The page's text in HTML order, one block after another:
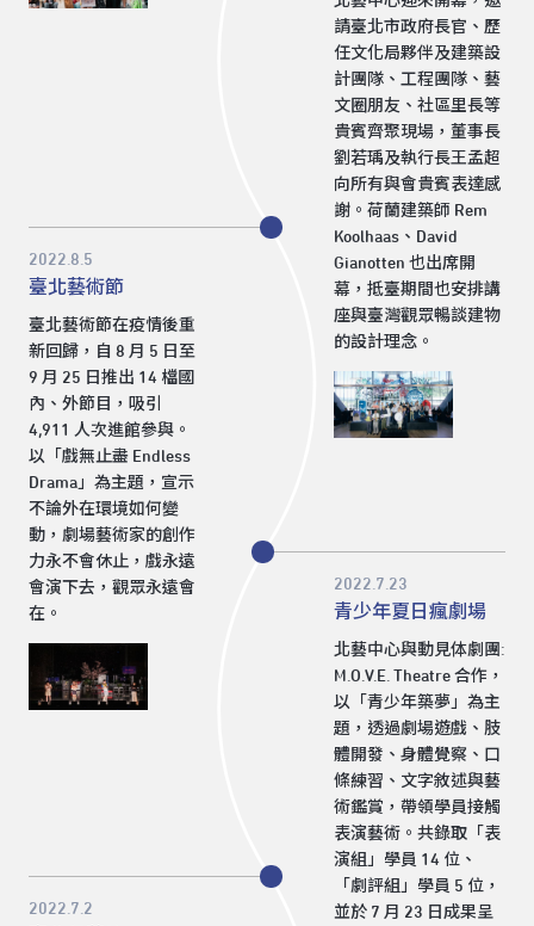
請臺北市政府長官、歷
任文化局夥伴及建築設
計團隊、工程團隊、藝
文圈朋友、社區里長等
貴賓齊聚現場，董事長
劉若瑀及執行長王孟超
向所有與會貴賓表達感
謝。荷蘭建築師 Rem
Koolhaas、David
Gianotten 也出席開
幕，抵臺期間也安排講
座與臺灣觀眾暢談建物
的設計理念。
2022.8.5
臺北藝術節
臺北藝術節在疫情後重
新回歸，自 8 月 5 日至
9 月 25 日推出 14 檔國
內、外節目，吸引
4,911 人次進館參與。
以「戲無止盡 Endless
Drama」為主題，宣示
不論外在環境如何變
動，劇場藝術家的創作
力永不會休止，戲永遠
會演下去，觀眾永遠會
在。
2022.7.23
青少年夏日瘋劇場
北藝中心與動見体劇團:
M.O.V.E. Theatre 合作，
以「青少年築夢」為主
題，透過劇場遊戲、肢
體開發、身體覺察、口
條練習、文字敘述與藝
術鑑賞，帶領學員接觸
表演藝術。共錄取「表
演組」學員 14 位、
「劇評組」學員 5 位，
並於 7 月 23 日成果呈
2022.7.2